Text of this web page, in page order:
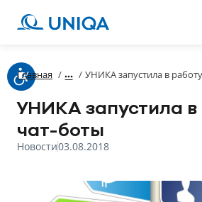
Главная / / УНИКА запустила в
УНИКА запустила в
чат-боты
Новости03.08.2018